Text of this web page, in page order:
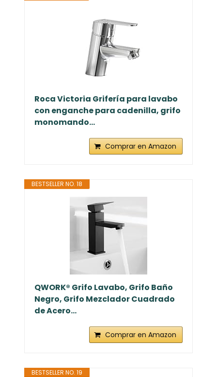
Roca Victoria Grifería para lavabo
con enganche para cadenilla, grifo
monomando...
Comprar en Amazon
BESTSELLER NO. 18
QWORK® Grifo Lavabo, Grifo Baño
Negro, Grifo Mezclador Cuadrado
de Acero...
Comprar en Amazon
BESTSELLER NO. 19